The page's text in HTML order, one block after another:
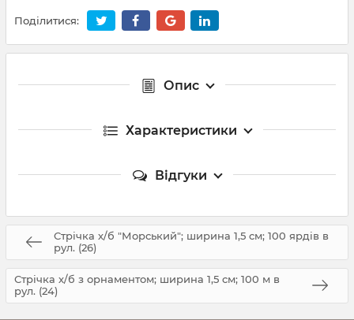
Поділитися:
Опис
Характеристики
Відгуки
Стрічка х/б "Морський"; ширина 1,5 см; 100 ярдів в
рул. (26)
Стрічка х/б з орнаментом; ширина 1,5 см; 100 м в
рул. (24)